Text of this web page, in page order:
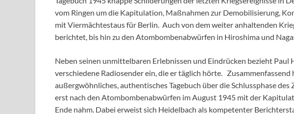
vom Ringen um die Kapitulation, Maßnahmen zur Demobilisierung,
mit Viermächtestaus für Berlin. Auch von dem weiter anhaltenden
berichtet, bis hin zu den Atombombenabwürfen in Hiroshima und
Neben seinen unmittelbaren Erlebnissen und Eindrücken bezieht Paul
verschiedene Radiosender ein, die er täglich hörte. Zusammenfassend
außergwöhnliches, authentisches Tagebuch über die Schlussphase
erst nach den Atombombenabwürfen im August 1945 mit der
Ende nahm. Dabei erweist sich Heidelbach als kompetenter